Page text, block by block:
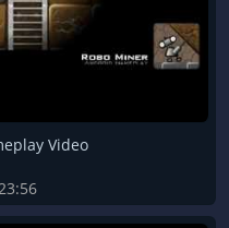
Video
23:56